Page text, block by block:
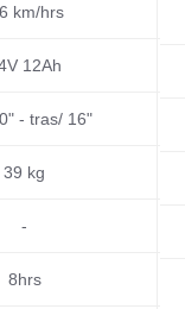
km/hrs
12Ah
- tras/ 16"
39 kg
-
8hrs